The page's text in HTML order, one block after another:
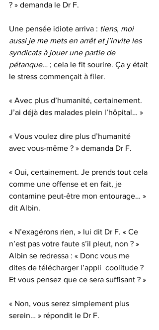
? » demanda le Dr F.
Une pensée idiote arriva : tiens, moi
aussi je me mets en arrêt et j’invite les
syndicats à jouer une partie de
pétanque… ; cela le fit sourire. Ça y était
le stress commençait à filer.
« Avec plus d’humanité, certainement.
J’ai déjà des malades plein l’hôpital… »
« Vous voulez dire plus d’humanité
avec vous-même ? » demanda Dr F.
« Oui, certainement. Je prends tout cela
comme une offense et en fait, je
contamine peut-être mon entourage… »
dit Albin.
« N’exagérons rien, » lui dit Dr F. « Ce
n’est pas votre faute s’il pleut, non ? »
Albin se redressa : « Donc vous me
dites de télécharger l’appli  coolitude ?
Et vous pensez que ce sera suffisant ? »
« Non, vous serez simplement plus
serein… » répondit le Dr F.